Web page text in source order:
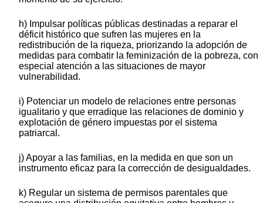
h) Impulsar políticas públicas destinadas a reparar el
déficit histórico que sufren las mujeres en la
redistribución de la riqueza, priorizando la adopción de
medidas para combatir la feminización de la pobreza, con
especial atención a las situaciones de mayor
vulnerabilidad.
i) Potenciar un modelo de relaciones entre personas
igualitario y que erradique las relaciones de dominio y
explotación de género impuestas por el sistema
patriarcal.
j) Apoyar a las familias, en la medida en que son un
instrumento eficaz para la corrección de desigualdades.
k) Regular un sistema de permisos parentales que